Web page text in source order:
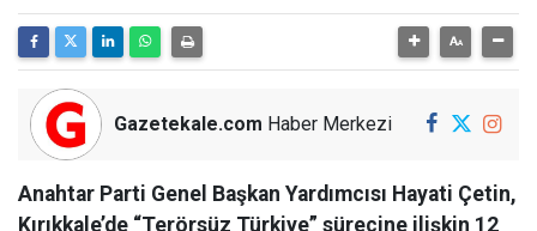
Gazetekale.com Haber Merkezi
Anahtar Parti Genel Başkan Yardımcısı Hayati Çetin,
Kırıkkale’de “Terörsüz Türkiye” sürecine ilişkin 12